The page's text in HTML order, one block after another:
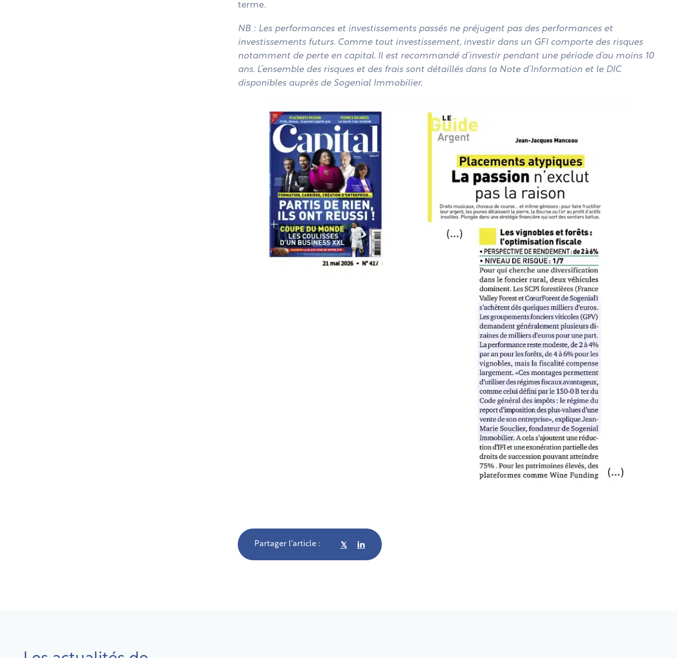
terme.
NB : Les performances et investissements passés ne préjugent pas des performances et
investissements futurs. Comme tout investissement, investir dans un GFI comporte des risques
notamment de perte en capital. Il est recommandé d’investir pendant une période d’au moins 10
ans. L’ensemble des risques et des frais sont détaillés dans la Note d’Information et le DIC
disponibles auprès de Sogenial Immobilier.
Partager l'article : 𝕏